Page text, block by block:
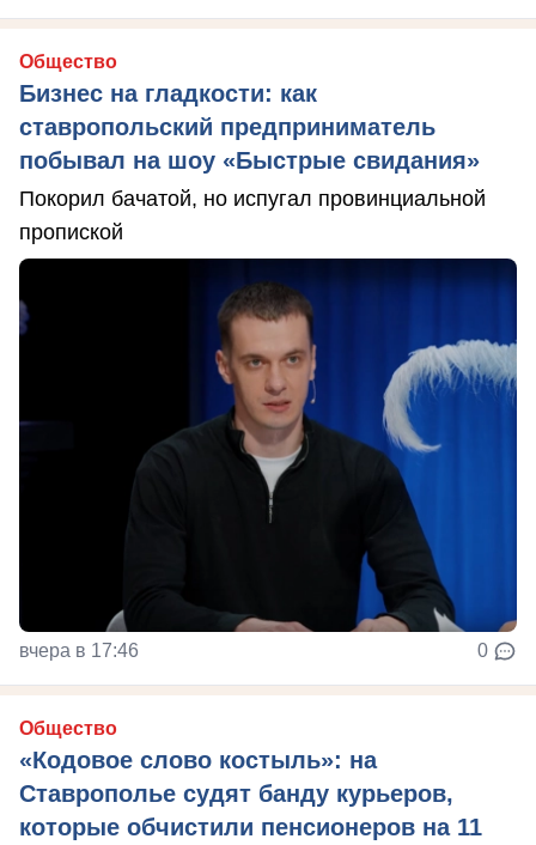
Общество
Бизнес на гладкости: как
ставропольский предприниматель
побывал на шоу «Быстрые свидания»
Покорил бачатой, но испугал провинциальной
пропиской
вчера в 17:46 0
Общество
«Кодовое слово костыль»: на
Ставрополье судят банду курьеров,
которые обчистили пенсионеров на 11